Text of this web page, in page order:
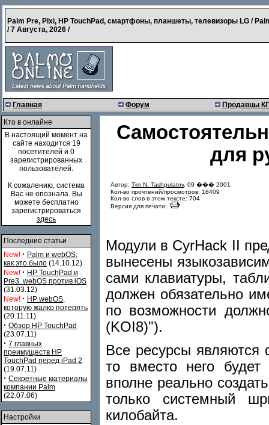
Palm Pre, Pixi, HP TouchPad, смартфоны, планшеты, телевизоры LG /
/7 Августа, 2026 /
Главная Форум Продавцы
Кто в онлайне
В настоящий момент на
сайте находится 19
посетителей и 0
зарегистрированных
пользователей.
К сожалению, система
Вас не опознала. Вы
можете бесплатно
зарегистрироваться
здесь
Последние статьи
New! · Palm и webOS:
как это было (14.10.12)
New! · HP TouchPad и
Pre3. webOS против iOS
(31.03.12)
New! · HP webOS,
которую жалко потерять
(20.11.11)
· Обзор HP TouchPad
(23.07.11)
· 7 главных
преимуществ HP
TouchPad перед iPad 2
(19.07.11)
· Секретные материалы
компании Palm
(22.07.06)
Настройки
для
Автор: Tim N. Tashpulatov, 09 ��� 2001
Кол-во прочтений/просмотров: 18409
Кол-во слов в этом тексте: 704
Версия для печати:
Модули в CyrHack II
вынесены
сами клавиатуры,
должен обязательно
по возможности
(KOI8)").
Все ресурсы являются
то вместо него будет
вполне реально
только системный
килобайта.